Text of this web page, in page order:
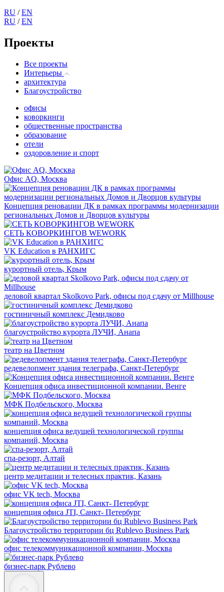
RU / EN
RU / EN
Проекты
Все проекты
Интерьеры
архитектура
Благоустройство
офисы
коворкинги
общественные пространства
образование
отели
оздоровление и спорт
Офис AQ, Москва
Концепция реновации ДК в рамках программы модернизации
региональных Домов и Дворцов культуры
СЕТЬ КОВОРКИНГОВ WEWORK
VK Education в РАНХИГС
курортный отель, Крым
деловой квартал Skolkovo Park, офисы под сдачу от Millhouse
гостиничный комплекс Демидково
благоустройство курорта ЛУЧИ, Анапа
театр на Цветном
редевелопмент здания телеграфа, Санкт-Петербург
Концепция офиса инвестиционной компании. Венге
МФК Подбельского, Москва
концепция офиса ведущей технологической группы
компаний, Москва
спа-резорт, Алтай
центр медитации и телесных практик, Казань
офис VK tech, Москва
концепция офиса JTI, Санкт- Петербург
Благоустройство территории бц Rublevo Business Park
офис телекоммуникационной компании, Москва
бизнес-парк Рублево